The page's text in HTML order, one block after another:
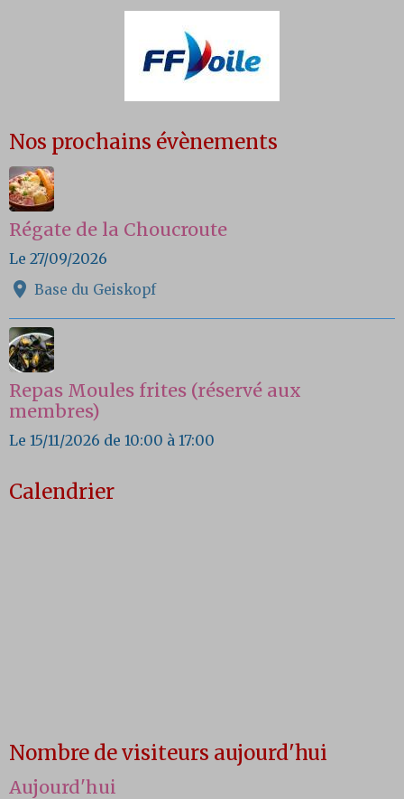
Nos prochains évènements
Régate de la Choucroute
Le 27/09/2026
Base du Geiskopf
Repas Moules frites (réservé aux
membres)
Le 15/11/2026 de 10:00 à 17:00
Calendrier
Nombre de visiteurs aujourd'hui
Aujourd'hui